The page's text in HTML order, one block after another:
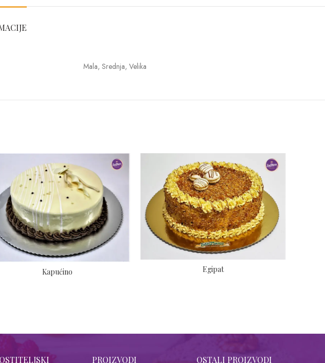
Mala, Srednja, Velika
Kapućino Egipat
PROIZVODI OSTALI PROIZVODI